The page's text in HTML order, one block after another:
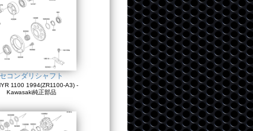
コンダリシャフト
1100 1994(ZR1100-A3) -
Kawasaki純正部品